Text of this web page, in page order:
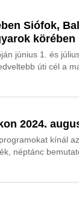
Siófok,
körében
június 1. és
úti cél a
2024.
kínál
néptánc